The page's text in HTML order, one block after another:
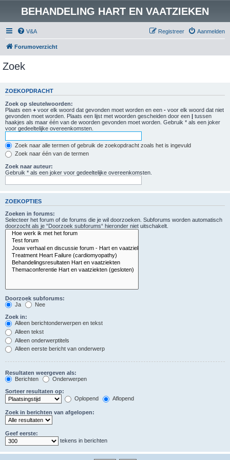
BEHANDELING HART EN VAATZIEKEN
V&A Aanmelden
Registreer
Forumoverzicht
Zoek
ZOEKOPDRACHT
Zoek op sleutelwoorden:
Plaats een + voor elk woord dat gevonden moet worden en een - voor elk woord dat niet
gevonden moet worden. Plaats een lijst met woorden gescheiden door een | tussen
haakjes als maar één van de woorden gevonden moet worden. Gebruik * als een joker
voor gedeeltelijke overeenkomsten.
Zoek naar alle termen of gebruik de zoekopdracht zoals het is ingevuld
Zoek naar één van de termen
Zoek naar auteur:
Gebruik * als een joker voor gedeeltelijke overeenkomsten.
ZOEKOPTIES
Zoeken in forums:
Selecteer het forum of de forums die je wil doorzoeken. Subforums worden automatisch
doorzocht als je “Doorzoek subforums“ hieronder niet uitschakelt.
Doorzoek subforums:
Ja
Nee
Zoek in:
Alleen berichtonderwerpen en tekst
Alleen tekst
Alleen onderwerptitels
Alleen eerste bericht van onderwerp
Resultaten weergeven als:
Berichten
Onderwerpen
Sorteer resultaten op:
Oplopend
Aflopend
Zoek in berichten van afgelopen:
Geef eerste:
tekens in berichten